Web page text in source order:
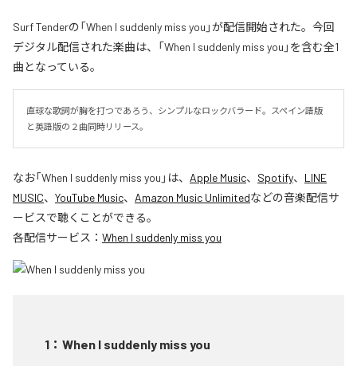
Surf Tenderの「When I suddenly miss you」が配信開始された。今回
デジタル配信された楽曲は、「When I suddenly miss you」を含む全1
曲となっている。
直球な歌詞が胸を打つであろう、シンプルなロックバラード。スペイン語版
と英語版の２曲同時リリース。
なお「When I suddenly miss you 」は、 Apple Music、 Spotify、 LINE
MUSIC、 YouTube Music、 Amazon Music Unlimitedなどの音楽配信サ
ービスで聴くことができる。
各配信サービス： When I suddenly miss you
1 ： When I suddenly miss you